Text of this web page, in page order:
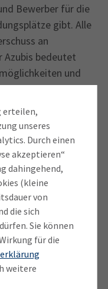
erteilen,
unseres
Durch einen
akzeptieren“
dahingehend,
(kleine
von
die sich
Sie können
für die
weitere
Bewerber für die
gibt. Alle
an
Azubis bedeutet
und
für
rund 280
Angabe bezieht
das Handwerk, freie
umfasst.
im Landkreis der
Beruf, bei den
Zu